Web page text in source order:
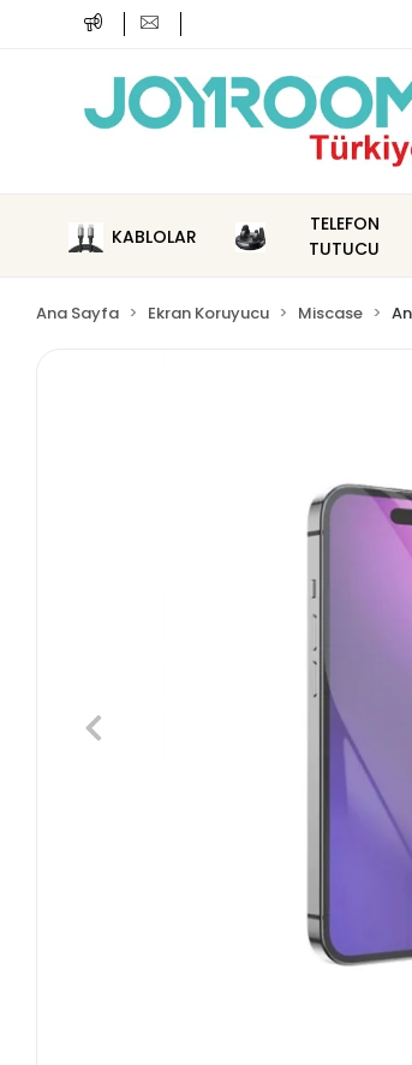
KABLOLAR
TELEFON
TUTUCU
Ana Sayfa Ekran Koruyucu Miscase